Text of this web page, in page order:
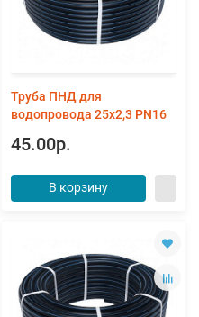
Труба ПНД для
водопровода 25х2,3 PN16
45.00р.
В корзину